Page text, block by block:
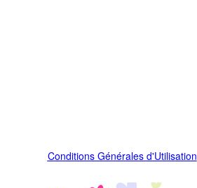
Conditions Générales d'Utilisation